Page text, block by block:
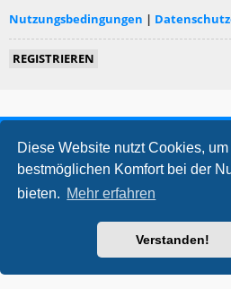
Diese Website nutzt Cookies,
bestmöglichen Komfort bei der
bieten. Mehr erfahren
Verstanden!
Nutzungsbedingungen |
REGISTRIEREN
metrolike style by Eric Seguin Updated
Powered byphpBB ® Forum
Deutsche Übersetzung